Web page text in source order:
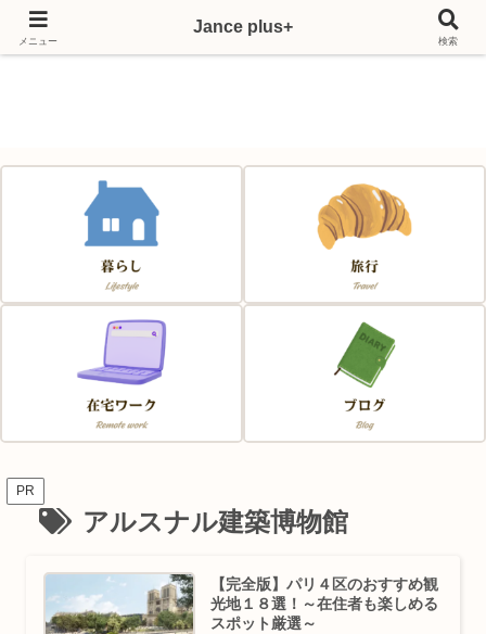
Japan & France & Chance～フランス移住応援サイト～
PR
アルスナル建築博物館
【完全版】パリ４区のおすすめ観
光地１８選！～在住者も楽しめる
スポット厳選～
メニュー
Jance plus+
検索